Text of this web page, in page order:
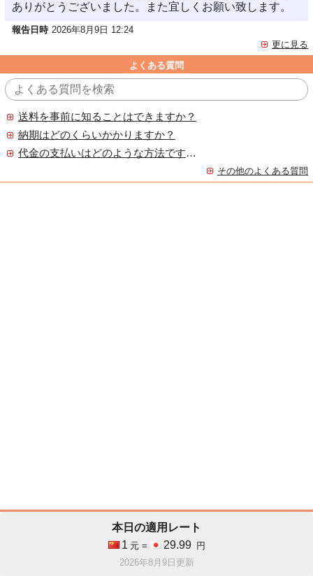
ありがとうございました。また宜しくお願い致します。
報告日時 2026年8月9日 12:24
更に見る
よくある質問
送料を事前に知ることはできますか？
納期はどのくらいかかりますか？
代金の支払いはどのような方法ですか？
その他のよくある質問
本日の適用レート
1 元 = 29.99
円
2026年8月9日更新